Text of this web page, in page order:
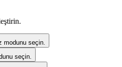
modunu seçin.
seçin.